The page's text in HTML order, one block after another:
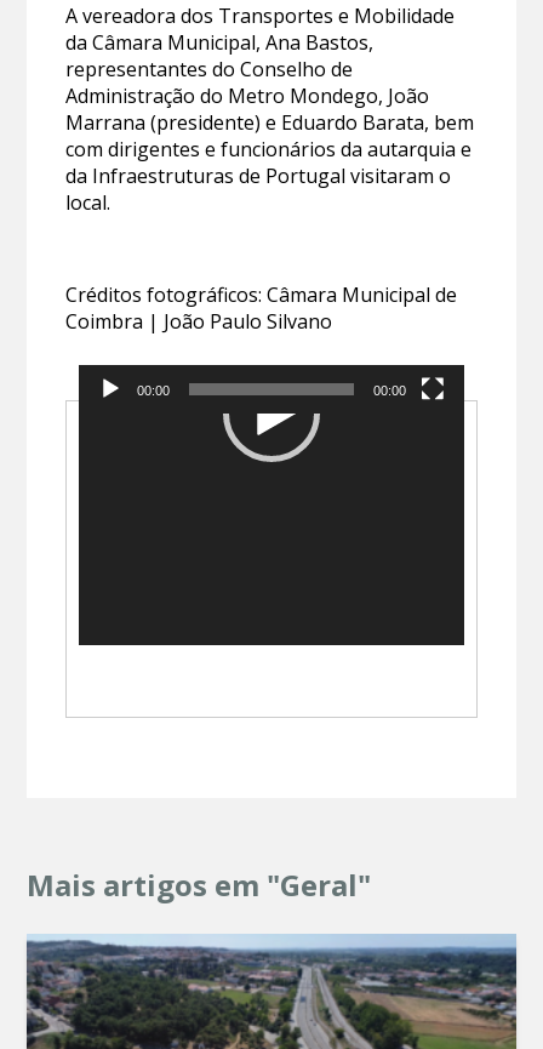
A vereadora dos Transportes e Mobilidade
da Câmara Municipal, Ana Bastos,
representantes do Conselho de
Administração do Metro Mondego, João
Marrana (presidente) e Eduardo Barata, bem
com dirigentes e funcionários da autarquia e
da Infraestruturas de Portugal visitaram o
local.
Créditos fotográficos: Câmara Municipal de
Coimbra | João Paulo Silvano
00:00 00:00
Mais artigos em "Geral"